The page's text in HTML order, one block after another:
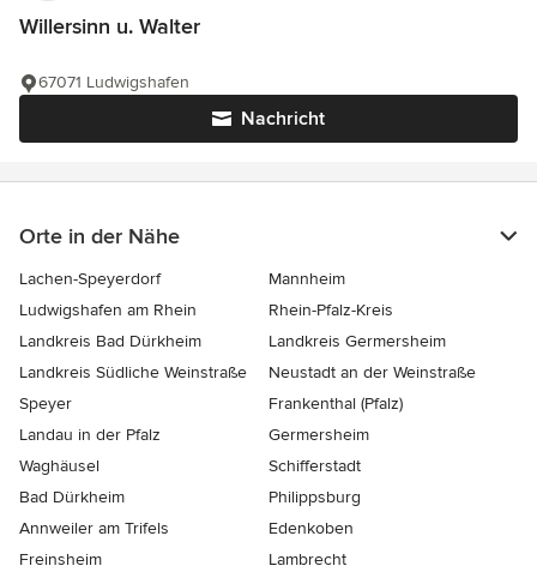
Willersinn u. Walter
Nachricht
67071 Ludwigshafen
Orte in der Nähe
Lachen-Speyerdorf
Mannheim
Ludwigshafen am Rhein
Rhein-Pfalz-Kreis
Landkreis Bad Dürkheim
Landkreis Germersheim
Landkreis Südliche Weinstraße
Neustadt an der Weinstraße
Speyer
Frankenthal (Pfalz)
Landau in der Pfalz
Germersheim
Waghäusel
Schifferstadt
Bad Dürkheim
Philippsburg
Annweiler am Trifels
Edenkoben
Freinsheim
Lambrecht